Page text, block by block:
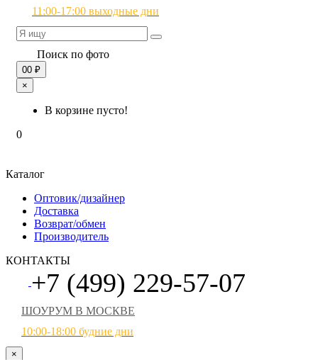
11:00-17:00 выходные дни
Поиск по фото
00 ₽
×
В корзине пусто!
0
Каталог
Оптовик/дизайнер
Доставка
Возврат/обмен
Производитель
КОНТАКТЫ
+7 (499) 229-57-07
ШОУРУМ В МОСКВЕ
10:00-18:00 будние дни
×